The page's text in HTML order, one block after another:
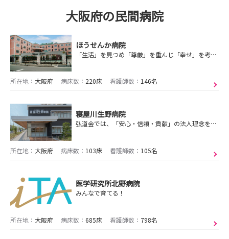
大阪府の民間病院
ほうせんか病院
「生活」を見つめ「尊厳」を重んじ「幸せ」を考えるパリアティブ・ケア病院です！
所在地： 大阪府 病床数： 220床 看護師数： 146名
寝屋川生野病院
弘道会では、「安心・信頼・貢献」の法人理念を掲げ、地域の方々へ高度な医療を提供しています。
所在地： 大阪府 病床数： 103床 看護師数： 105名
医学研究所北野病院
みんなで育てる！
所在地： 大阪府 病床数： 685床 看護師数： 798名